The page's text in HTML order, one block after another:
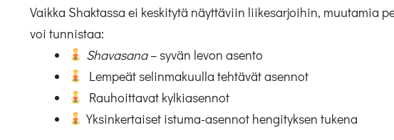
Vaikka Shaktassa ei keskitytä näyttäviin liikesarjoihin, muutamia
voi tunnistaa:
Shavasana– syvän levon asento
Lempeät selinmakuulla tehtävät asennot
Rauhoittavat kylkiasennot
Yksinkertaiset istuma-asennot hengityksen tukena